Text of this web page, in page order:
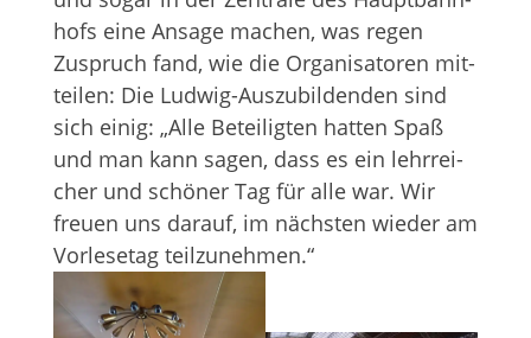
hofs eine Ansage machen, was regen
Zuspruch fand, wie die Orga­ni­sa­to­ren mit­
tei­len: Die Lud­wig-Aus­zu­bil­den­den sind
sich einig: „Alle Betei­lig­ten hat­ten Spaß
und man kann sagen, dass es ein lehr­rei­
cher und schö­ner Tag für alle war. Wir
freuen uns dar­auf, im nächs­ten wie­der am
Vor­le­se­tag teilzunehmen.“